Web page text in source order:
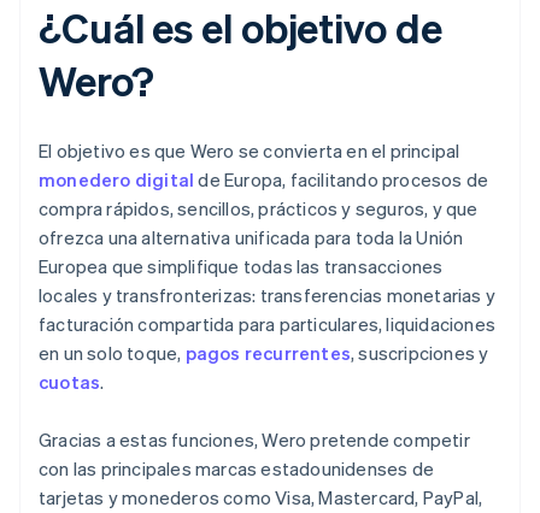
¿Cuál es el objetivo de
Wero?
El objetivo es que Wero se convierta en el principal
monedero digital de Europa, facilitando procesos de
compra rápidos, sencillos, prácticos y seguros, y que
ofrezca una alternativa unificada para toda la Unión
Europea que simplifique todas las transacciones
locales y transfronterizas: transferencias monetarias y
facturación compartida para particulares, liquidaciones
en un solo toque, pagos recurrentes, suscripciones y
cuotas.
Gracias a estas funciones, Wero pretende competir
con las principales marcas estadounidenses de
tarjetas y monederos como Visa, Mastercard, PayPal,